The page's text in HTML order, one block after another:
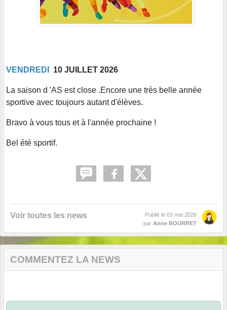
VENDREDI 10 JUILLET 2026
La saison d 'AS est close .Encore une très belle année
sportive avec toujours autant d'élèves.
Bravo à vous tous et à l'année prochaine !
Bel été sportif.
Voir toutes les news Publié le 03 mai 2026
par Anne BOURRET
COMMENTEZ LA NEWS